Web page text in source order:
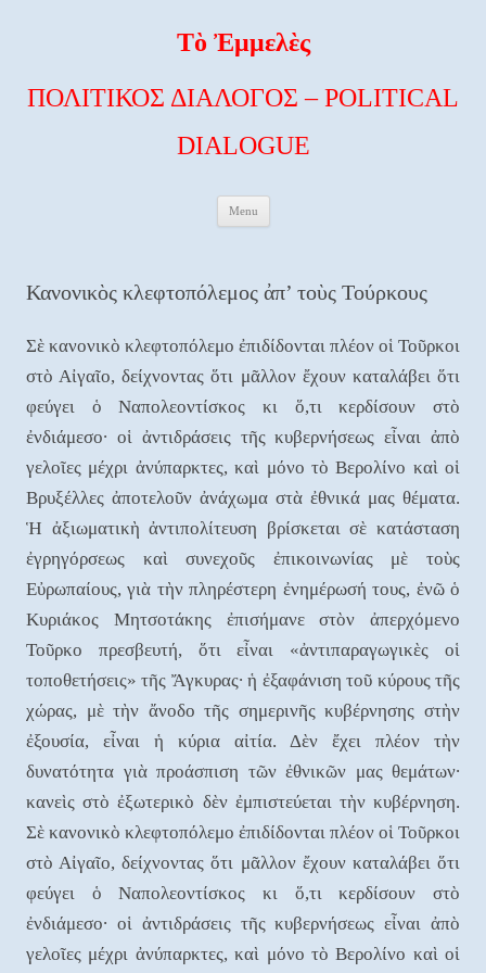
Τὸ Ἐμμελὲς
ΠΟΛΙΤΙΚΟΣ ΔΙΑΛΟΓΟΣ – POLITICAL
DIALOGUE
Menu
Κανονικὸς κλεφτοπόλεμος ἀπ’ τοὺς Τούρκους
Σὲ κανονικὸ κλεφτοπόλεμο ἐπιδίδονται πλέον οἱ Τοῦρκοι
στὸ Αἰγαῖο, δείχνοντας ὅτι μᾶλλον ἔχουν καταλάβει ὅτι
φεύγει ὁ Ναπολεοντίσκος κι ὅ,τι κερδίσουν στὸ
ἐνδιάμεσο∙ οἱ ἀντιδράσεις τῆς κυβερνήσεως εἶναι ἀπὸ
γελοῖες μέχρι ἀνύπαρκτες, καὶ μόνο τὸ Βερολίνο καὶ οἱ
Βρυξέλλες ἀποτελοῦν ἀνάχωμα στὰ ἐθνικά μας θέματα.
Ἡ ἀξιωματικὴ ἀντιπολίτευση βρίσκεται σὲ κατάσταση
ἐγρηγόρσεως καὶ συνεχοῦς ἐπικοινωνίας μὲ τοὺς
Εὐρωπαίους, γιὰ τὴν πληρέστερη ἐνημέρωσή τους, ἐνῶ ὁ
Κυριάκος Μητσοτάκης ἐπισήμανε στὸν ἀπερχόμενο
Τοῦρκο πρεσβευτή, ὅτι εἶναι «ἀντιπαραγωγικὲς οἱ
τοποθετήσεις» τῆς Ἄγκυρας∙ ἡ ἐξαφάνιση τοῦ κύρους τῆς
χώρας, μὲ τὴν ἄνοδο τῆς σημερινῆς κυβέρνησης στὴν
ἐξουσία, εἶναι ἡ κύρια αἰτία. Δὲν ἔχει πλέον τὴν
δυνατότητα γιὰ προάσπιση τῶν ἐθνικῶν μας θεμάτων∙
κανεὶς στὸ ἐξωτερικὸ δὲν ἐμπιστεύεται τὴν κυβέρνηση.
Σὲ κανονικὸ κλεφτοπόλεμο ἐπιδίδονται πλέον οἱ Τοῦρκοι
στὸ Αἰγαῖο, δείχνοντας ὅτι μᾶλλον ἔχουν καταλάβει ὅτι
φεύγει ὁ Ναπολεοντίσκος κι ὅ,τι κερδίσουν στὸ
ἐνδιάμεσο∙ οἱ ἀντιδράσεις τῆς κυβερνήσεως εἶναι ἀπὸ
γελοῖες μέχρι ἀνύπαρκτες, καὶ μόνο τὸ Βερολίνο καὶ οἱ